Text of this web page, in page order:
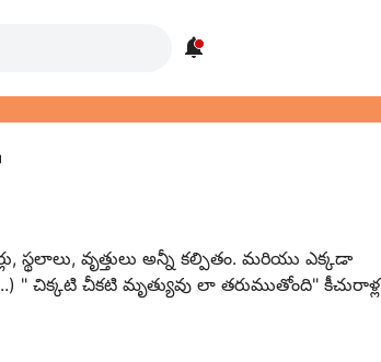

స్థలాలు, వృత్తులు అన్నీ కల్పితం. మరియు ఎక్కడా
" చిక్కటి చీకటి మృత్యువు లా తరుముతోంది" కీచురాళ్ల